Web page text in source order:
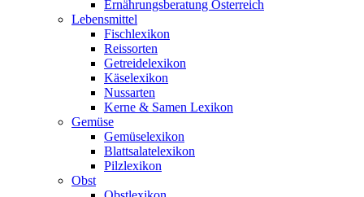
Ernährungsberatung Österreich
Lebensmittel
Fischlexikon
Reissorten
Getreidelexikon
Käselexikon
Nussarten
Kerne & Samen Lexikon
Gemüse
Gemüselexikon
Blattsalatelexikon
Pilzlexikon
Obst